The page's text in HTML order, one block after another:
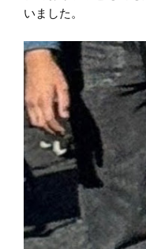
いました。